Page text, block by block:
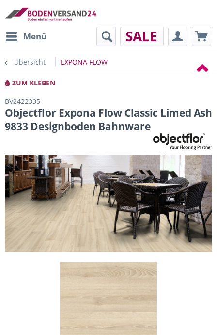
Menü SALE
Übersicht EXPONA FLOW
ZUM KLEBEN
BV2422335
Objectflor Expona Flow Classic Limed Ash
9833 Designboden Bahnware